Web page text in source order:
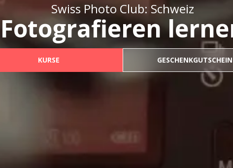
Swiss Photo Club: Schweiz
Fotografieren
KURSE